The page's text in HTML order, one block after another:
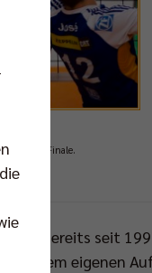
Play-off-Finale.
bereits seit
mit dem eigenen